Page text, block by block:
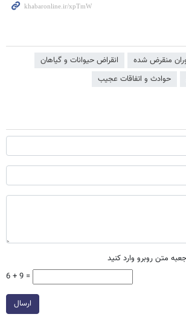
منقرض شده
انقراض حیوانات و گیاهان
حوادث و اتفاقات عجیب
متن روبرو وارد کنید
6 + 9 =
ارسال